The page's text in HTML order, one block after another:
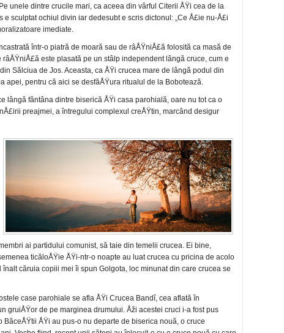
unele dintre crucile mari, ca aceea din vârful Citerii ÅŸi cea de la
e sculptat ochiul divin iar dedesubt e scris dictonul: „Ce Å£ie nu-Å£i
ime­diate.
într-o piatră de moară sau de râÅŸniÅ£ă folosită ca masă de
este plasată pe un stâlp independent lângă cruce, cum e
Sălciua de Jos. Aceasta, ca ÅŸi crucea mare de lângă podul din
apei, pentru că aici se desfăÅŸura ritualul de la Bobotează.
lân­gă fântâna dintre biserică ÅŸi casa parohială, oare nu tot ca o
preajmei, a întregului complexul creÅŸtin, marcând desigur
ai partidului comu­nist, să taie din temelii crucea. Ei bine,
ticăloÅŸie ÅŸi-ntr-o noapte au luat crucea cu pricina de acolo
căruia copiii mei îi spun Golgota, loc minunat din care crucea se
case parohiale se afla ÅŸi Crucea Bandî, cea aflată în
gruiÅŸor de pe marginea drumului. Åži acestei cruci i-a fost pus
ÅŸi au pus-o nu departe de biserica nouă, o cruce